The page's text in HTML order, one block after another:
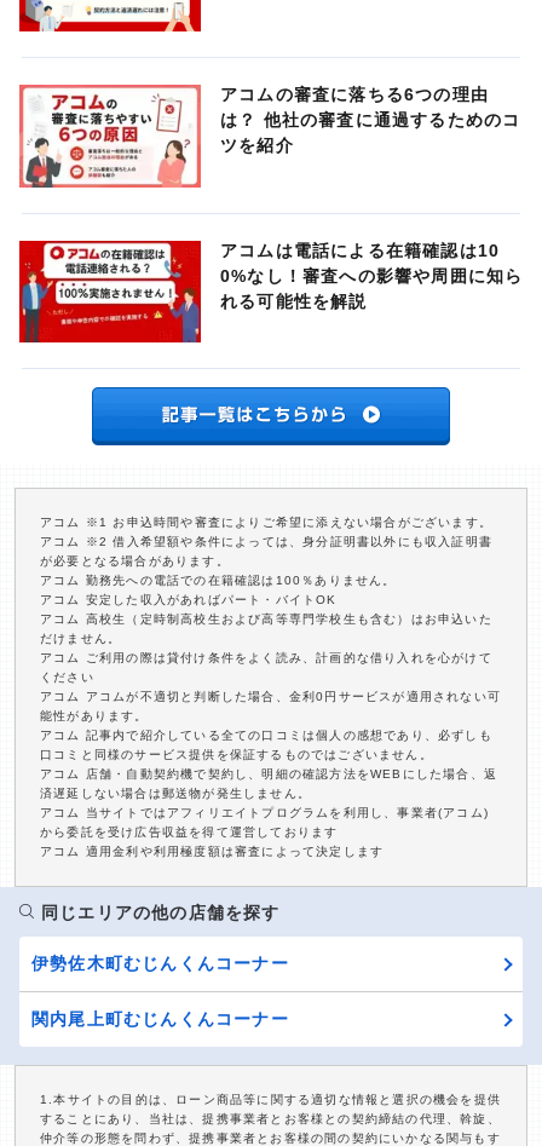
アコムの審査に落ちる6つの理由
は？ 他社の審査に通過するためのコ
ツを紹介
アコムは電話による在籍確認は10
0%なし！審査への影響や周囲に知ら
れる可能性を解説
アコム ※1 お申込時間や審査によりご希望に添えない場合がございます。
アコム ※2 借入希望額や条件によっては、身分証明書以外にも収入証明書
が必要となる場合があります。
アコム 勤務先への電話での在籍確認は100％ありません。
アコム 安定した収入があればパート・バイトOK
アコム 高校生（定時制高校生および高等専門学校生も含む）はお申込いた
だけません。
アコム ご利用の際は貸付け条件をよく読み、計画的な借り入れを心がけて
ください
アコム アコムが不適切と判断した場合、金利0円サービスが適用されない可
能性があります。
アコム 記事内で紹介している全ての口コミは個人の感想であり、必ずしも
口コミと同様のサービス提供を保証するものではございません。
アコム 店舗・自動契約機で契約し、明細の確認方法をWEBにした場合、返
済遅延しない場合は郵送物が発生しません。
アコム 当サイトではアフィリエイトプログラムを利用し、事業者(アコム)
から委託を受け広告収益を得て運営しております
アコム 適用金利や利用極度額は審査によって決定します
同じエリアの他の店舗を探す
伊勢佐木町むじんくんコーナー
関内尾上町むじんくんコーナー
1.本サイトの目的は、ローン商品等に関する適切な情報と選択の機会を提供
することにあり、当社は、提携事業者とお客様との契約締結の代理、斡旋、
仲介等の形態を問わず、提携事業者とお客様の間の契約にいかなる関与もす